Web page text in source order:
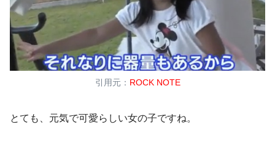
引用元： ROCK NOTE
とても、元気で可愛らしい女の子ですね。